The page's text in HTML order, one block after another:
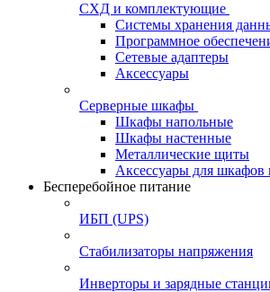
СХД и комплектующие
Системы хранения
Программное
Сетевые адаптеры
Аксессуары
Серверные шкафы
Шкафы напольные
Шкафы настенные
Металлические щиты
Аксессуары для шкафов
Бесперебойное питание
ИБП (UPS)
Стабилизаторы напряжения
Инверторы и зарядные